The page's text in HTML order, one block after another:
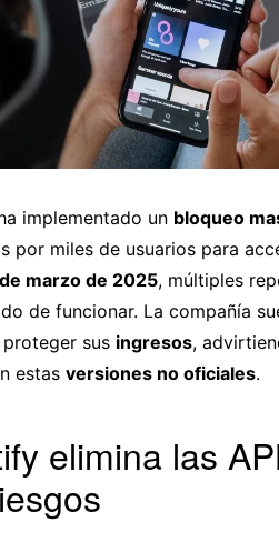
implementado un bloqueo
por miles de usuarios para
marzo de 2025, múltiples
de funcionar. La compañía
sus ingresos,
estas versiones no oficiales.
elimina las